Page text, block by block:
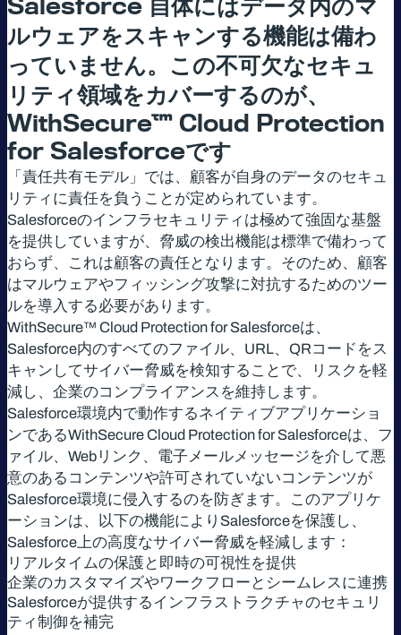
Salesforce 自体にはデータ内のマ
ルウェアをスキャンする機能は備わ
っていません。この不可欠なセキュ
リティ領域をカバーするのが、
WithSecure™ Cloud Protection
for Salesforceです
「責任共有モデル」では、顧客が自身のデータのセキュ
リティに責任を負うことが定められています。
Salesforceのインフラセキュリティは極めて強固な基盤
を提供していますが、脅威の検出機能は標準で備わって
おらず、これは顧客の責任となります。そのため、顧客
はマルウェアやフィッシング攻撃に対抗するためのツー
ルを導入する必要があります。
WithSecure™ Cloud Protection for Salesforceは、
Salesforce内のすべてのファイル、URL、QRコードをス
キャンしてサイバー脅威を検知することで、リスクを軽
減し、企業のコンプライアンスを維持します。
Salesforce環境内で動作するネイティブアプリケーショ
ンであるWithSecure Cloud Protection for Salesforceは、フ
ァイル、Webリンク、電子メールメッセージを介して悪
意のあるコンテンツや許可されていないコンテンツが
Salesforce環境に侵入するのを防ぎます。このアプリケ
ーションは、以下の機能によりSalesforceを保護し、
Salesforce上の高度なサイバー脅威を軽減します：
リアルタイムの保護と即時の可視性を提供
企業のカスタマイズやワークフローとシームレスに連携
Salesforceが提供するインフラストラクチャのセキュリ
ティ制御を補完